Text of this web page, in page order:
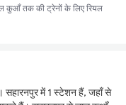
कुआँ तक की ट्रेनों के लिए रियल
में 1 स्टेशन हैं, जहाँ से